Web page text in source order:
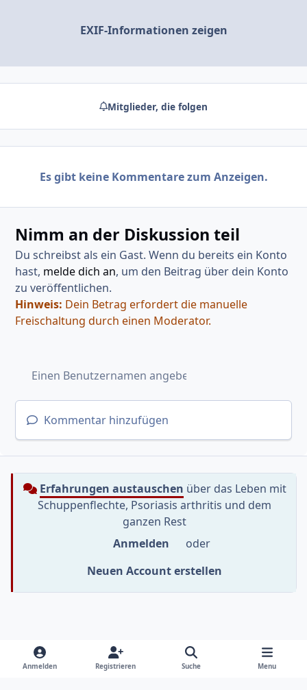
EXIF-Informationen zeigen
Mitglieder, die folgen
Es gibt keine Kommentare zum Anzeigen.
Nimm an der Diskussion teil
Du schreibst als ein Gast. Wenn du bereits ein Konto
hast, melde dich an, um den Beitrag über dein Konto
zu veröffentlichen.
Hinweis: Dein Betrag erfordert die manuelle
Freischaltung durch einen Moderator.
Kommentar hinzufügen
Erfahrungen austauschen über das Leben mit
Schuppenflechte, Psoriasis arthritis und dem
ganzen Rest
Anmelden
oder
Neuen Account erstellen
Heller Modus
Dunkler Modus
Systemeinstellung
y
Anmelden Registrieren Suche Menu